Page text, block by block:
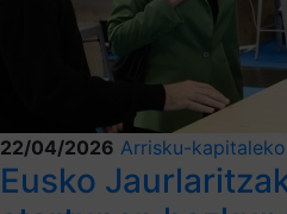
22/04/2026 Arrisku-
Eusko